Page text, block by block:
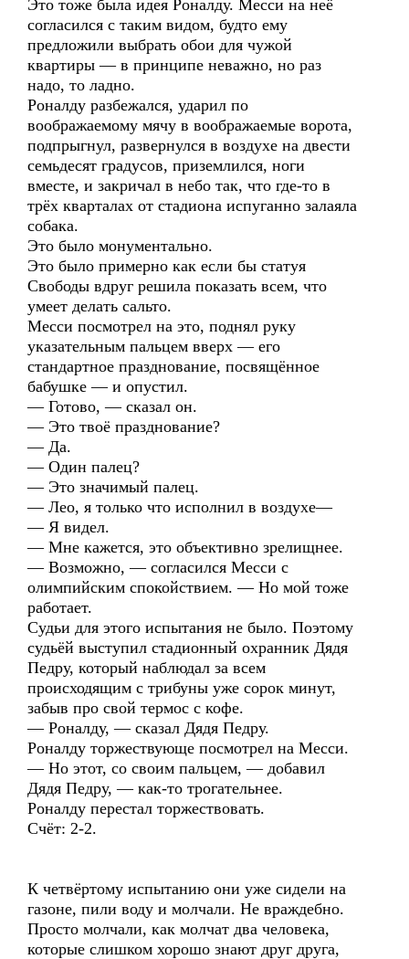
Это тоже была идея Роналду. Месси на неё
согласился с таким видом, будто ему
предложили выбрать обои для чужой
квартиры — в принципе неважно, но раз
надо, то ладно.
Роналду разбежался, ударил по
воображаемому мячу в воображаемые ворота,
подпрыгнул, развернулся в воздухе на двести
семьдесят градусов, приземлился, ноги
вместе, и закричал в небо так, что где-то в
трёх кварталах от стадиона испуганно залаяла
собака.
Это было монументально.
Это было примерно как если бы статуя
Свободы вдруг решила показать всем, что
умеет делать сальто.
Месси посмотрел на это, поднял руку
указательным пальцем вверх — его
стандартное празднование, посвящённое
бабушке — и опустил.
— Готово, — сказал он.
— Это твоё празднование?
— Да.
— Один палец?
— Это значимый палец.
— Лео, я только что исполнил в воздухе—
— Я видел.
— Мне кажется, это объективно зрелищнее.
— Возможно, — согласился Месси с
олимпийским спокойствием. — Но мой тоже
работает.
Судьи для этого испытания не было. Поэтому
судьёй выступил стадионный охранник Дядя
Педру, который наблюдал за всем
происходящим с трибуны уже сорок минут,
забыв про свой термос с кофе.
— Роналду, — сказал Дядя Педру.
Роналду торжествующе посмотрел на Месси.
— Но этот, со своим пальцем, — добавил
Дядя Педру, — как-то трогательнее.
Роналду перестал торжествовать.
Счёт: 2-2.
К четвёртому испытанию они уже сидели на
газоне, пили воду и молчали. Не враждебно.
Просто молчали, как молчат два человека,
которые слишком хорошо знают друг друга,